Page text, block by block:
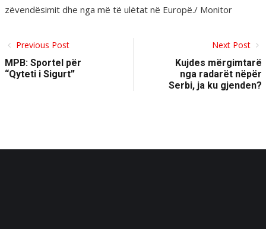
zëvendësimit dhe nga më të ulëtat në Europë./ Monitor
Previous Post
MPB: Sportel për
“Qyteti i Sigurt”
Next Post
Kujdes mërgimtarë
nga radarët nëpër
Serbi, ja ku gjenden?